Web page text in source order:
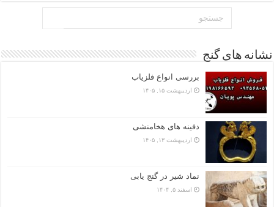
نشانه های گنج
بررسی انواع فلزیاب
اردیبهشت ۱۵, ۱۴۰۵
دفینه های هخامنشی
اردیبهشت ۱۳, ۱۴۰۵
نماد شیر در گنج یابی
اسفند ۵, ۱۴۰۴